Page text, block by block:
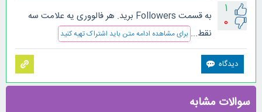
1
0
به قسمت Followers برید. هر فالووری یه علامت سه
نقط... برای مشاهده ادامه متن باید اشتراک تهیه کنید
سوالات مشابه